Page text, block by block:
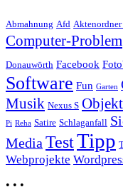
Abmahnung Afd
Computer-Problem
Donauwörth Facebook
Software Fun Garten
Musik Nexus S
Pi Reha Satire Schlaganfall
MediaTestTipp
Webprojekte
• • •